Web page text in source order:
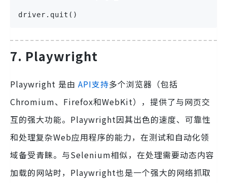
driver.quit()
7. Playwright
Playwright 是由 API支持多个浏览器（包括
Chromium、Firefox和WebKit），提供了与网页交
互的强大功能。Playwright因其出色的速度、可靠性
和处理复杂Web应用程序的能力，在测试和自动化领
域备受青睐。与Selenium相似，在处理需要动态内容
加载的网站时，Playwright也是一个强大的网络抓取